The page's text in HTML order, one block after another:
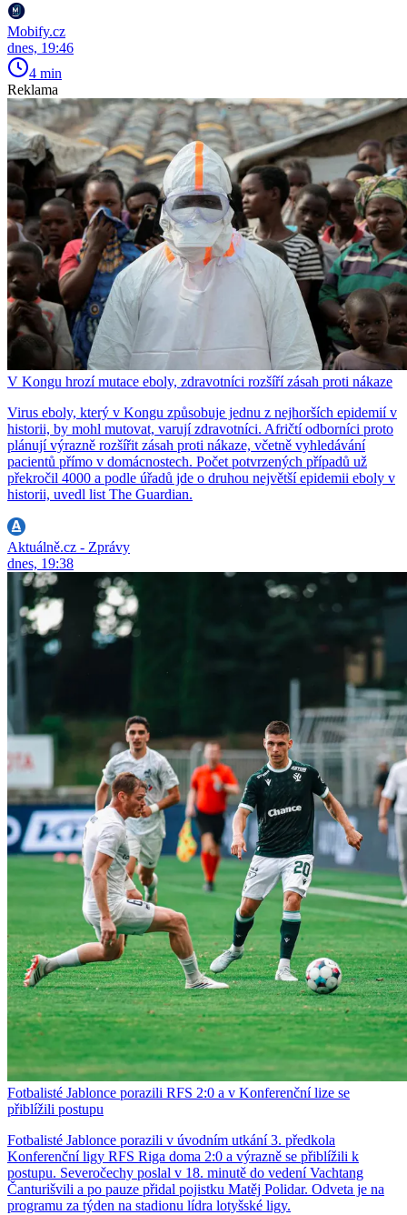
Mobify.cz
dnes, 19:46
4 min
Reklama
V Kongu hrozí mutace eboly, zdravotníci rozšíří zásah proti nákaze
Virus eboly, který v Kongu způsobuje jednu z nejhorších epidemií v
historii, by mohl mutovat, varují zdravotníci. Afričtí odborníci proto
plánují výrazně rozšířit zásah proti nákaze, včetně vyhledávání
pacientů přímo v domácnostech. Počet potvrzených případů už
překročil 4000 a podle úřadů jde o druhou největší epidemii eboly v
historii, uvedl list The Guardian.
Aktuálně.cz - Zprávy
dnes, 19:38
Fotbalisté Jablonce porazili RFS 2:0 a v Konferenční lize se
přiblížili postupu
Fotbalisté Jablonce porazili v úvodním utkání 3. předkola
Konferenční ligy RFS Riga doma 2:0 a výrazně se přiblížili k
postupu. Severočechy poslal v 18. minutě do vedení Vachtang
Čanturišvili a po pauze přidal pojistku Matěj Polidar. Odveta je na
programu za týden na stadionu lídra lotyšské ligy.